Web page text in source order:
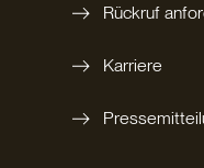
Rückruf
Karriere